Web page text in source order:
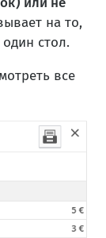
на то,
стол.
все